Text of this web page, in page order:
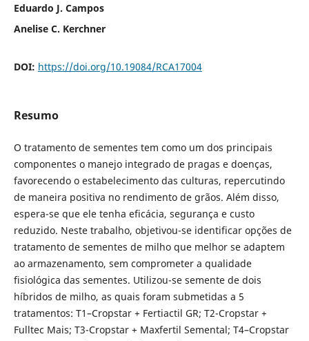
Eduardo J. Campos
Anelise C. Kerchner
DOI: https://doi.org/10.19084/RCA17004
Resumo
O tratamento de sementes tem como um dos principais
componentes o manejo integrado de pragas e doenças,
favorecendo o estabelecimento das culturas, repercutindo
de maneira positiva no rendimento de grãos. Além disso,
espera-se que ele tenha eficácia, segurança e custo
reduzido. Neste trabalho, objetivou-se identificar opções de
tratamento de sementes de milho que melhor se adaptem
ao armazenamento, sem comprometer a qualidade
fisiológica das sementes. Utilizou-se semente de dois
híbridos de milho, as quais foram submetidas a 5
tratamentos: T1–Cropstar + Fertiactil GR; T2-Cropstar +
Fulltec Mais; T3-Cropstar + Maxfertil Semental; T4–Cropstar